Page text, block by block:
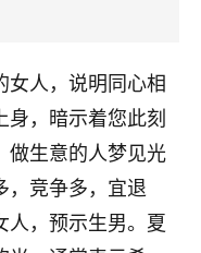
女人，说明同心相
身，暗示着您此刻
做生意的人梦见光
，竞争多，宜退
人，预示生男。夏
的人事调整，拖到年
，主要是底薪加了
感恩感谢！🙏🏻
请客吗？�
32